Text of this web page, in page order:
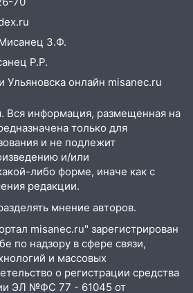
рассказал, чем может
и как с этим
7 августа: пятница
творческой энергии и
на 7 августа в
приглашают на забег,
воздушного флота
области
компании
прошлого своего
З.Ф.
Р.Р.
онлайн misanec.ru
Вся информация, размещенная на
только для
и не подлежит
и/или
либо форме, иначе как с
редакции.
мнение авторов.
misanec.ru" зарегистрирован
по надзору в сфере связи,
и массовых
о регистрации средства
ЭЛ №ФС 77 - 61045 от